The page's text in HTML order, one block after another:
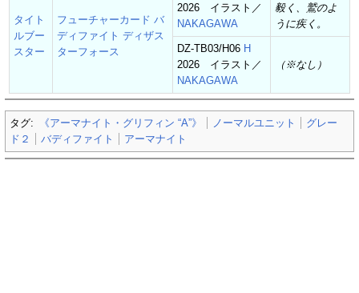
タイト
ルブー
スター
フューチャーカード バ
ディファイト ディザス
ターフォース
2026 イラスト／
NAKAGAWA
毅く、鷲のよ
うに疾く。
DZ-TB03/H06 H
2026 イラスト／
NAKAGAWA
（※なし）
タグ: 《アーマナイト・グリフィン “A”》 ノーマルユニット
グレー
ド２
バディファイト アーマナイト